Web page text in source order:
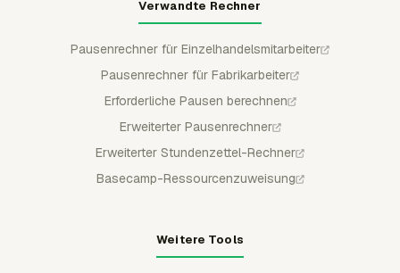
Verwandte Rechner
Pausenrechner für Einzelhandelsmitarbeiter
Pausenrechner für Fabrikarbeiter
Erforderliche Pausen berechnen
Erweiterter Pausenrechner
Erweiterter Stundenzettel-Rechner
Basecamp-Ressourcenzuweisung
Weitere Tools